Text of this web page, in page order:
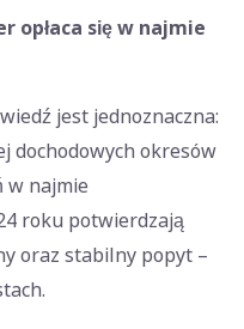
opłaca się w najmie
jest jednoznaczna:
dochodowych okresów
w najmie
roku potwierdzają
oraz stabilny popyt –